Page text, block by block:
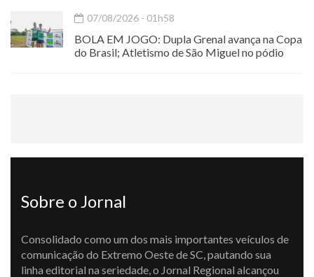
07/08/2026 - 01h58
BOLA EM JOGO: Dupla Grenal avança na Copa
do Brasil; Atletismo de São Miguel no pódio
Sobre o Jornal
Consolidado como um dos mais importantes veículos de
comunicação do Extremo Oeste de SC, pautando sua
linha editorial na seriedade, o Jornal Regional alcançou